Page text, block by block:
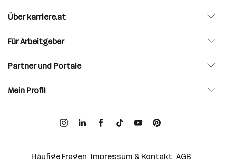
Über karriere.at
Für Arbeitgeber
Partner und Portale
Mein Profil
Häufige Fragen Impressum & Kontakt AGB